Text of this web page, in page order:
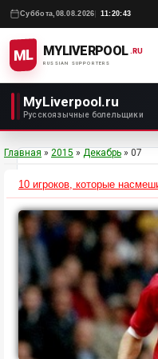
Суббота, 08.08.2026 11:20:43
ML MYLIVERPOOL
RUSSIAN SUPPORTERS
.RU
MyLiverpool.ru
Русскоязычные болельщики
Главная » 2015 » Декабрь » 07
10 игроков, которые